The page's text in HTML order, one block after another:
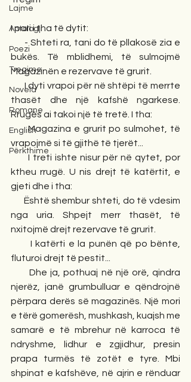
Lajme
Antologji
Poezi
Tregime
Novela
Romane
English
Përkthime
I pari i tha të dytit:
- Shteti ra, tani do të pllakosë zia e
bukës. Të mblidhemi, të sulmojmë
Magazinën e rezervave të grurit.
I dyti vrapoi për në shtëpi të merrte
thasët dhe një kafshë ngarkese.
Rrugës ai takoi një të tretë. I tha:
Magazina e grurit po sulmohet, të
vrapojmë si të gjithë të tjerët...
I treti ishte nisur për në qytet, por
ktheu rrugë. U nis drejt të katërtit, e
gjeti dhe i tha:
Është shembur shteti, do të vdesim
nga uria. Shpejt merr thasët, të
nxitojmë drejt rezervave të grurit.
I katërti e la punën që po bënte,
fluturoi drejt të pestit...
Dhe ja, pothuaj në një orë, qindra
njerëz, janë grumbulluar e qëndrojnë
përpara derës së magazinës. Një mori
e tërë gomerësh, mushkash, kuajsh me
samarë e të mbrehur në karroca të
ndryshme, lidhur e zgjidhur, presin
prapa turmës të zotët e tyre. Mbi
shpinat e kafshëve, në ajrin e rënduar